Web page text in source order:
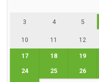
3 4 5
10 11 12
17 18 19
24 25 26